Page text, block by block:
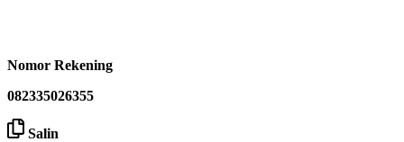
Nomor Rekening
082335026355
Salin